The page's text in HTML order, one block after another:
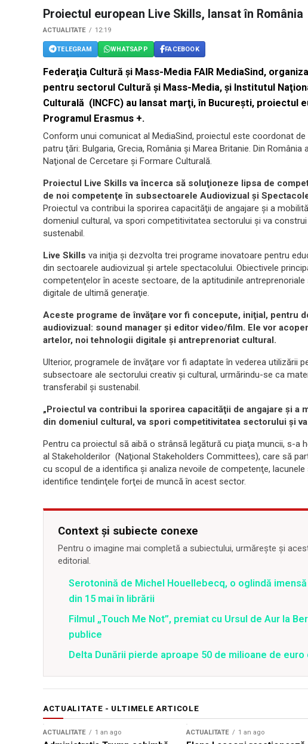
Proiectul european Live Skills, lansat în România
ACTUALITATE 12:19
TELEGRAM WHATSAPP FACEBOOK
Federaţia Cultură şi Mass-Media FAIR MediaSind,
pentru sectorul Cultură şi Mass-Media, şi Institutul
Culturală (INCFC) au lansat marţi, în Bucureşti, proiectul
Programul Erasmus +.
Conform unui comunicat al MediaSind, proiectul este coordonat
patru ţări: Bulgaria, Grecia, România şi Marea Britanie. Din
Naţional de Cercetare şi Formare Culturală.
Proiectul Live Skills va încerca să soluţioneze lipsa de
de noi competenţe în subsectoarele Audiovizual şi
Proiectul va contribui la sporirea capacităţii de angajare şi a
domeniul cultural, va spori competitivitatea sectorului şi va
sustenabil.
Live Skills va iniţia şi dezvolta trei programe inovatoare pentru
din sectoarele audiovizual şi artele spectacolului. Obiectivele
competenţelor în aceste sectoare, de la aptitudinile
digitale de ultimă generaţie.
Aceste programe de învăţare vor fi concepute, iniţial, pentru
audiovizual: sound manager şi editor video/film. Ele vor
artelor, noi tehnologii digitale şi antreprenoriat cultural.
Ulterior, programele de învăţare vor fi adaptate în vederea utilizării
subsectoare ale sectorului creativ şi cultural, urmărindu-se ca
transferabil şi sustenabil.
„Proiectul va contribui la sporirea capacităţii de angajare şi
din domeniul cultural, va spori competitivitatea sectorului şi
Pentru ca proiectul să aibă o strânsă legătură cu piaţa muncii, s-a
al Stakeholderilor (Naţional Stakeholders Committees), care să
cu scopul de a identifica şi analiza nevoile de competenţe,
identifice tendinţele forţei de muncă în acest sector.
Context și subiecte conexe
Pentru o imagine mai completă a subiectului, urmărește și
editorial.
Serotonină de Michel Houellebecq, o oglindă
din 15 mai în librării
Filmul „Touch Me Not”, premiat cu Ursul de Aur la
publice
Delta Dunării pierde aproape 50 de milioane de
ACTUALITATE - ULTIMELE ARTICOLE
ACTUALITATE 1 an ago ACTUALITATE 1 an ago